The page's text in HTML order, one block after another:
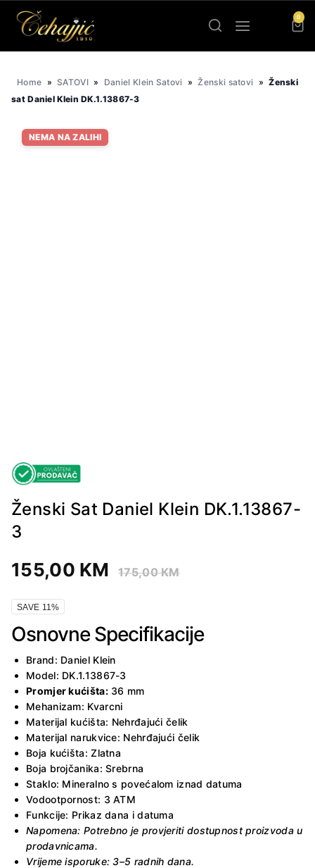
0
Home » SATOVI » Daniel Klein Satovi » Ženski satovi » Ženski
sat Daniel Klein DK.1.13867-3
NEMA NA ZALIHI
Ženski Sat Daniel Klein DK.1.13867-
3
155,00 KM 175,00KM
SAVE 11%
Osnovne Specifikacije
Brand: Daniel Klein
Model: DK.1.13867-3
Promjer kućišta:36 mm
Mehanizam: Kvarcni
Materijal kućišta: Nehrđajući čelik
Materijal narukvice: Nehrđajući čelik
Boja kućišta: Zlatna
Boja brojčanika: Srebrna
Staklo: Mineralno s povećalom iznad datuma
Vodootpornost: 3 ATM
Funkcije: Prikaz dana i datuma
Napomena: Potrebno je provjeriti dostupnost proizvoda u
prodavnicama.
Vrijeme isporuke: 3–5 radnih dana.